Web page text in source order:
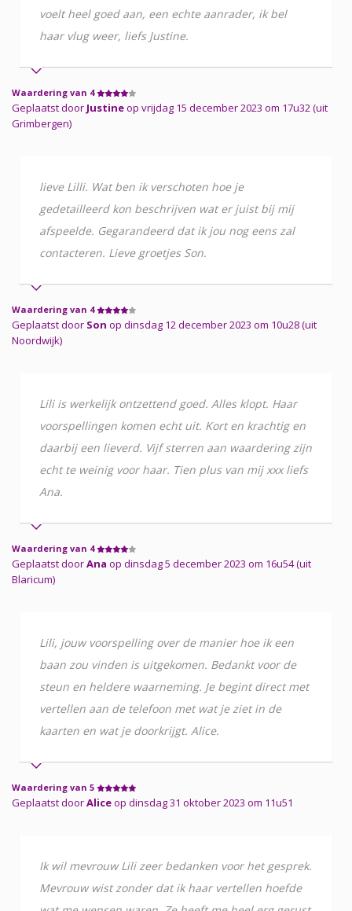
voelt heel goed aan, een echte aanrader, ik bel
haar vlug weer, liefs Justine.
Waardering van 4
Geplaatst door Justineop vrijdag 15 december 2023 om 17u32 (uit
Grimbergen)
lieve Lilli. Wat ben ik verschoten hoe je
gedetailleerd kon beschrijven wat er juist bij mij
afspeelde. Gegarandeerd dat ik jou nog eens zal
contacteren. Lieve groetjes Son.
Waardering van 4
Geplaatst door Son op dinsdag 12 december 2023 om 10u28 (uit
Noordwijk)
Lili is werkelijk ontzettend goed. Alles klopt. Haar
voorspellingen komen echt uit. Kort en krachtig en
daarbij een lieverd. Vijf sterren aan waardering zijn
echt te weinig voor haar. Tien plus van mij xxx liefs
Ana.
Waardering van 4
Geplaatst doorAna op dinsdag 5 december 2023 om 16u54 (uit
Blaricum)
Lili, jouw voorspelling over de manier hoe ik een
baan zou vinden is uitgekomen. Bedankt voor de
steun en heldere waarneming. Je begint direct met
vertellen aan de telefoon met wat je ziet in de
kaarten en wat je doorkrijgt. Alice.
Waardering van 5
Geplaatst doorAliceop dinsdag 31 oktober 2023 om 11u51
Ik wil mevrouw Lili zeer bedanken voor het gesprek.
Mevrouw wist zonder dat ik haar vertellen hoefde